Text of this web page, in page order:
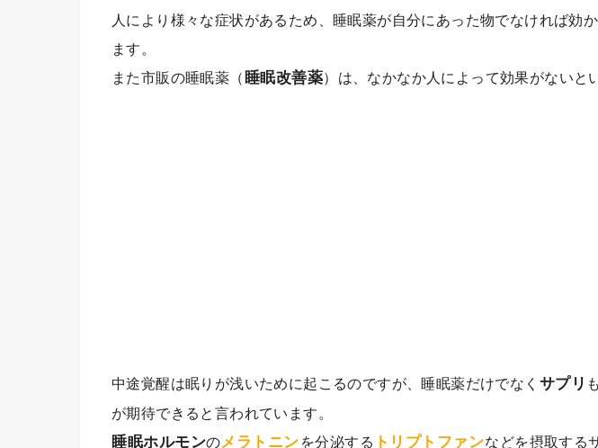
人により様々な症状があるため、睡眠薬が自分にあった物でなければ効
ます。
また市販の睡眠薬（ 睡眠改善薬）は、なかなか人によって効果がないと
中途覚醒は眠りが浅いために起こるのですが、睡眠薬だけでなく サプリ
が期待できると言われています。
睡眠ホルモンのメラトニン を分泌する トリプトファンなどを摂取する